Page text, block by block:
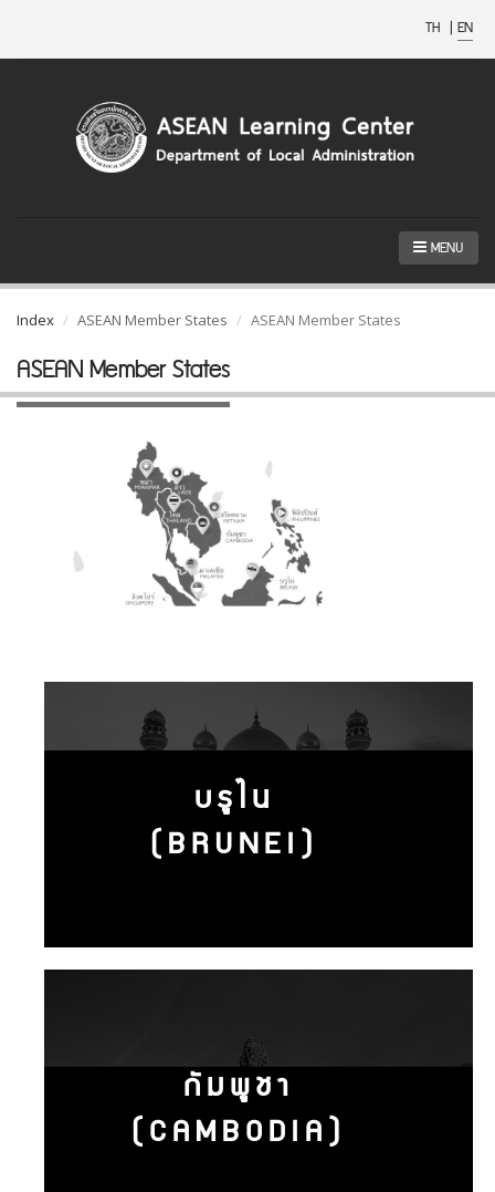
TH | EN
MENU
Index ASEAN Member States ASEAN Member States
ASEAN Member States
บรูไน
(BRUNEI)
กัมพูชา
(CAMBODIA)